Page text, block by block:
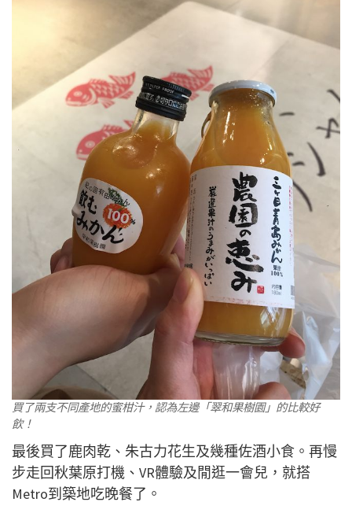
買了兩支不同產地的蜜柑汁，認為左邊「翠和果樹園」的比較好
飲！
最後買了鹿肉乾、朱古力花生及幾種佐酒小食。再慢
步走回秋葉原打機、VR體驗及閒逛一會兒，就搭
Metro到築地吃晚餐了。